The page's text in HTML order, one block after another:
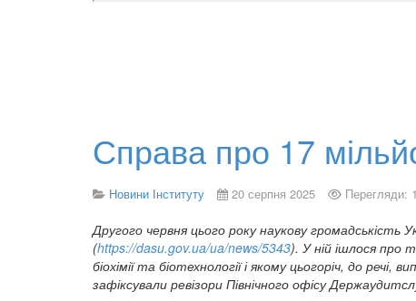
Справа про 17
Новини Інституту 20 серпня 2025 Перегляди:
Другого червня цього року наукову
(https://dasu.gov.ua/ua/news/5343). У ній ішлося про
біохімії та біотехнології і якому цьогоріч, до
зафіксували ревізори Північного офісу